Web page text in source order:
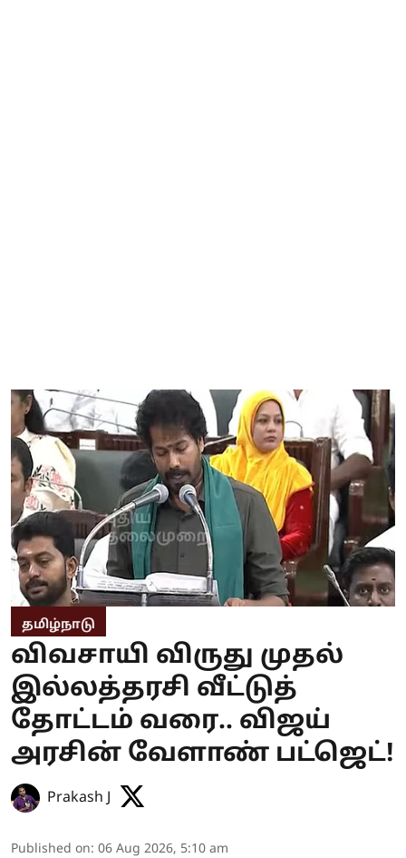
தமிழ்நாடு
விவசாயி விருது முதல்
இல்லத்தரசி வீட்டுத்
தோட்டம் வரை.. விஜய்
அரசின் வேளாண் பட்ஜெட்!
Prakash J
Published on: 06 Aug 2026, 5:10 am